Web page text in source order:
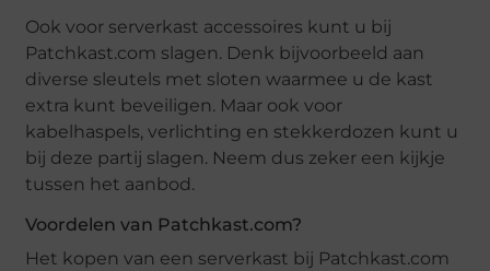
Ook voor serverkast accessoires kunt u bij
Patchkast.com slagen. Denk bijvoorbeeld aan
diverse sleutels met sloten waarmee u de kast
extra kunt beveiligen. Maar ook voor
kabelhaspels, verlichting en stekkerdozen kunt u
bij deze partij slagen. Neem dus zeker een kijkje
tussen het aanbod.
Voordelen van Patchkast.com?
Het kopen van een serverkast bij Patchkast.com